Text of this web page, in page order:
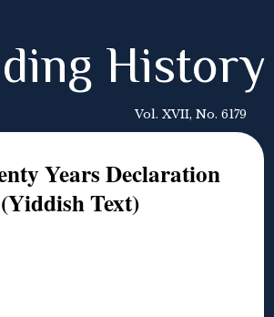
History
Vol. XVII, No. 6179
Years Declaration
(Yiddish Text)